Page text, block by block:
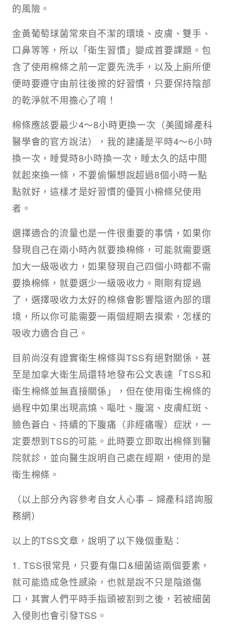
的風險。
金黃葡萄球菌常來自不潔的環境、皮膚、雙手、
口鼻等等，所以「衛生習慣」變成首要課題。包
含了使用棉條之前一定要先洗手，以及上廁所便
便時要遵守由前往後擦的好習慣，只要保持陰部
的乾淨就不用擔心了唷！
棉條應該要最少4～8小時更換一次（美國婦產科
醫學會的官方說法），我的建議是平時4～6小時
換一次，睡覺時8小時換一次，睡太久的話中間
就起來換一條，不要偷懶想說超過8個小時一點
點就好，這樣才是好習慣的優質小棉條兒使用
者。
選擇適合的流量也是一件很重要的事情，如果你
發現自己在兩小時內就要換棉條，可能就需要選
加大一級吸收力，如果發現自己四個小時都不需
要換棉條，就要選少一級吸收力。剛剛有提過
了，選擇吸收力太好的棉條會影響陰道內部的環
境，所以你可能需要一兩個經期去摸索，怎樣的
吸收力適合自己。
目前尚沒有證實衛生棉條與TSS有絕對關係，甚
至是加拿大衛生局還特地發布公文表達「TSS和
衛生棉條並無直接關係」，但在使用衛生棉條的
過程中如果出現高燒、嘔吐、腹瀉、皮膚紅斑、
臉色蒼白、持續的下腹痛（非經痛喔）症狀，一
定要想到TSS的可能。此時要立即取出棉條到醫
院就診，並向醫生說明自己處在經期，使用的是
衛生棉條。
（以上部分內容參考自女人心事 – 婦產科諮詢服
務網）
以上的TSS文章，說明了以下幾個重點：
1. TSS很常見，只要有傷口&細菌這兩個要素，
就可能造成急性感染，也就是說不只是陰道傷
口，其實人們平時手指頭被割到之後，若被細菌
入侵則也會引發TSS。